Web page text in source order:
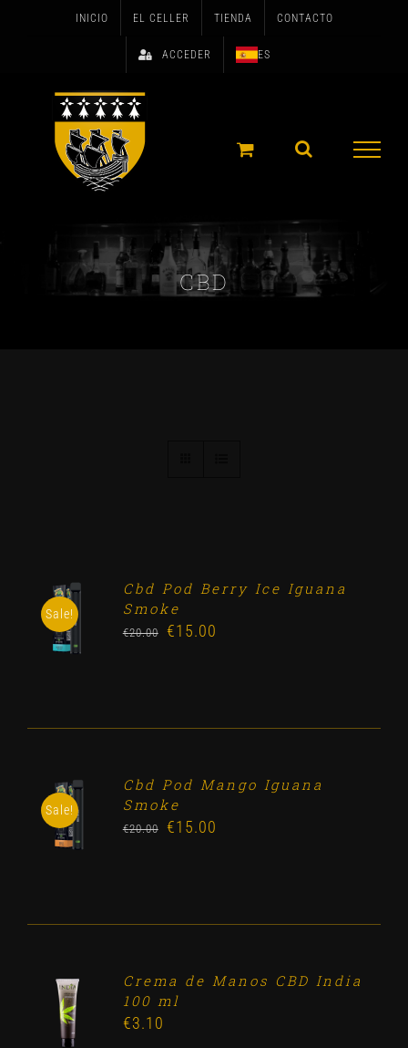
INICIO EL CELLER TIENDA CONTACTO
ACCEDER ES
CBD
Sale!
ADD TO
CART
/
DETALLES
Cbd Pod Berry Ice Iguana
Smoke
€20.00
Original
€15.00
Sale!
ADD TO
CART
/
DETALLES
Cbd Pod Mango Iguana
Smoke
€20.00
Original
€15.00
ADD TO
CART
/
DETALLES
Crema de Manos CBD India
100 ml
€3.10